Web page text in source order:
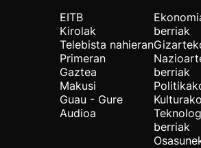
EITB
Kirolak
Telebista nahieran
Primeran
Gaztea
Makusi
Guau - Gure
Audioa
berriak
berriak
berriak